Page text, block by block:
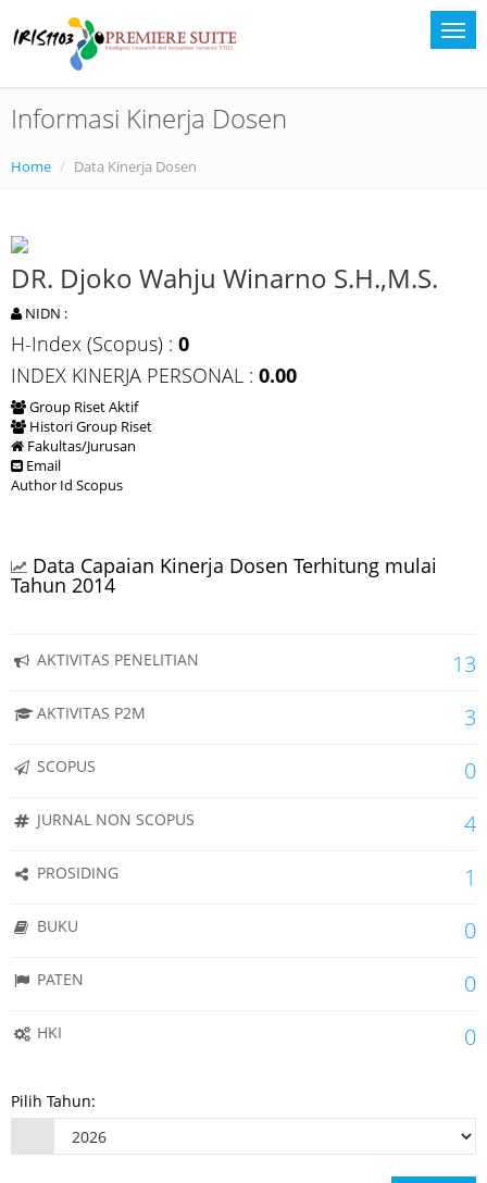
Informasi Kinerja Dosen
Home Data Kinerja Dosen
DR. Djoko Wahju Winarno S.H.,M.S.
NIDN :
H-Index (Scopus) : 0
INDEX KINERJA PERSONAL : 0.00
Group Riset Aktif
Histori Group Riset
Fakultas/Jurusan
Email
Author Id Scopus
Data Capaian Kinerja Dosen Terhitung mulai
Tahun 2014
AKTIVITAS PENELITIAN 13
AKTIVITAS P2M 3
SCOPUS 0
JURNAL NON SCOPUS 4
PROSIDING 1
BUKU 0
PATEN 0
HKI 0
Pilih Tahun: